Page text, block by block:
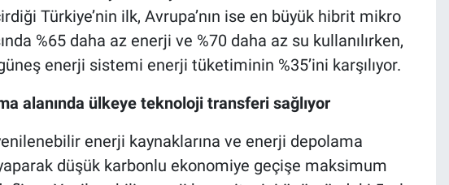
Türkiye’nin ilk, Avrupa’nın ise en büyük hibrit mikro
%65 daha az enerji ve %70 daha az su kullanılırken,
enerji sistemi enerji tüketiminin %35’ini karşılıyor.
alanında ülkeye teknoloji transferi sağlıyor
enerji kaynaklarına ve enerji depolama
düşük karbonlu ekonomiye geçişe maksimum